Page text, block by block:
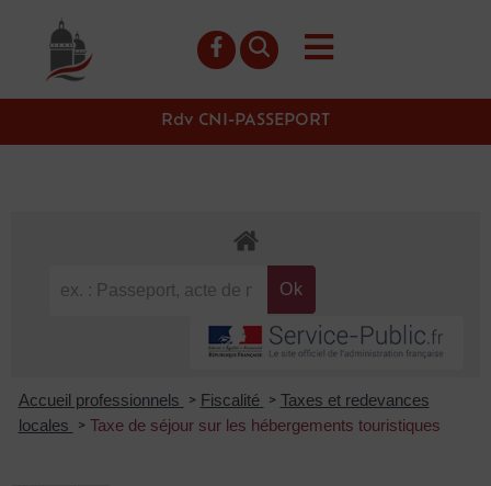
principal
Rdv CNI-PASSEPORT
Accueil professionnels > Fiscalité > Taxes et redevances
locales
> Taxe de séjour sur les hébergements touristiques